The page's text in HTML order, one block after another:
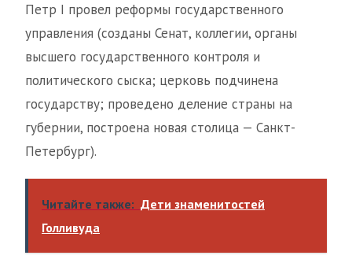
Петр I провел реформы государственного
управления (созданы Сенат, коллегии, органы
высшего государственного контроля и
политического сыска; церковь подчинена
государству; проведено деление страны на
губернии, построена новая столица — Санкт-
Петербург).
Читайте также: Дети знаменитостей
Голливуда